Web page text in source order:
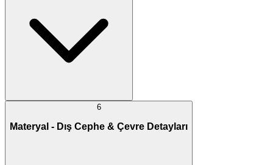
6
Materyal - Dış Cephe & Çevre Detayları